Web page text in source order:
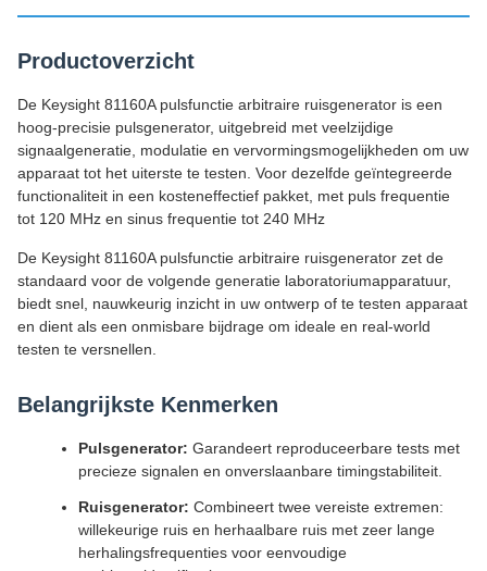
Productoverzicht
De Keysight 81160A pulsfunctie arbitraire ruisgenerator is een
hoog-precisie pulsgenerator, uitgebreid met veelzijdige
signaalgeneratie, modulatie en vervormingsmogelijkheden om uw
apparaat tot het uiterste te testen. Voor dezelfde geïntegreerde
functionaliteit in een kosteneffectief pakket, met puls frequentie
tot 120 MHz en sinus frequentie tot 240 MHz
De Keysight 81160A pulsfunctie arbitraire ruisgenerator zet de
standaard voor de volgende generatie laboratoriumapparatuur,
biedt snel, nauwkeurig inzicht in uw ontwerp of te testen apparaat
en dient als een onmisbare bijdrage om ideale en real-world
testen te versnellen.
Belangrijkste Kenmerken
Pulsgenerator: Garandeert reproduceerbare tests met
precieze signalen en onverslaanbare timingstabiliteit.
Ruisgenerator: Combineert twee vereiste extremen:
willekeurige ruis en herhaalbare ruis met zeer lange
herhalingsfrequenties voor eenvoudige